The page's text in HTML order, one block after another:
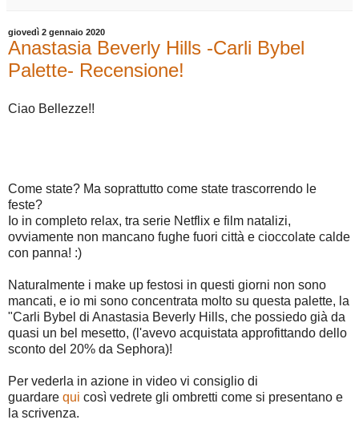
giovedì 2 gennaio 2020
Anastasia Beverly Hills -Carli Bybel
Palette- Recensione!
Ciao Bellezze!!
Come state? Ma soprattutto come state trascorrendo le
feste?
Io in completo relax, tra serie Netflix e film natalizi,
ovviamente non mancano fughe fuori città e cioccolate calde
con panna! :)
Naturalmente i make up festosi in questi giorni non sono
mancati, e io mi sono concentrata molto su questa palette, la
"Carli Bybel di Anastasia Beverly Hills, che possiedo già da
quasi un bel mesetto, (l'avevo acquistata approfittando dello
sconto del 20% da Sephora)!
Per vederla in azione in video vi consiglio di
guardare qui così vedrete gli ombretti come si presentano e
la scrivenza.